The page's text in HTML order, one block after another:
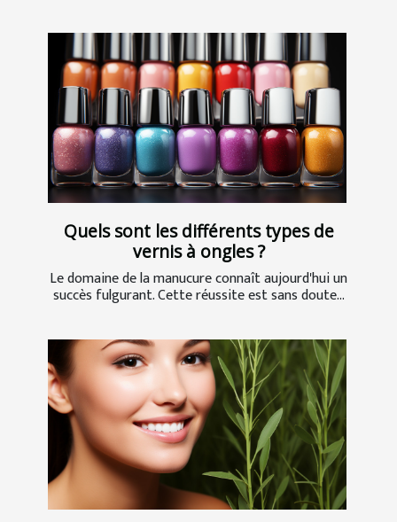
Quels sont les différents types de
vernis à ongles ?
Le domaine de la manucure connaît aujourd'hui un
succès fulgurant. Cette réussite est sans doute...